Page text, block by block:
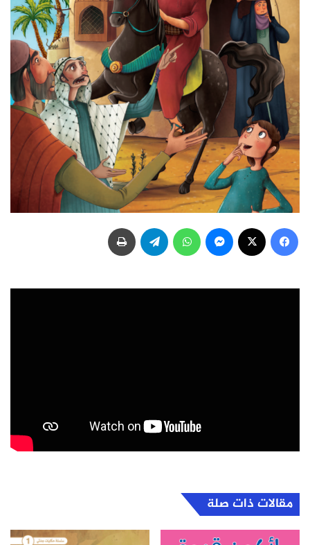
فيسبوك ماسنجر واتساب تيلقرام
مقالات ذات صلة